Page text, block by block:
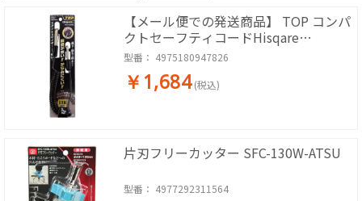
【メール便での発送商品】 TOP コンパ
クトセーフティコードHisqare
SFC412SBK
型番： 4975180947826
￥1,684 (税込)
片刃フリーカッター SFC-130W-ATSU
型番： 4977292311564